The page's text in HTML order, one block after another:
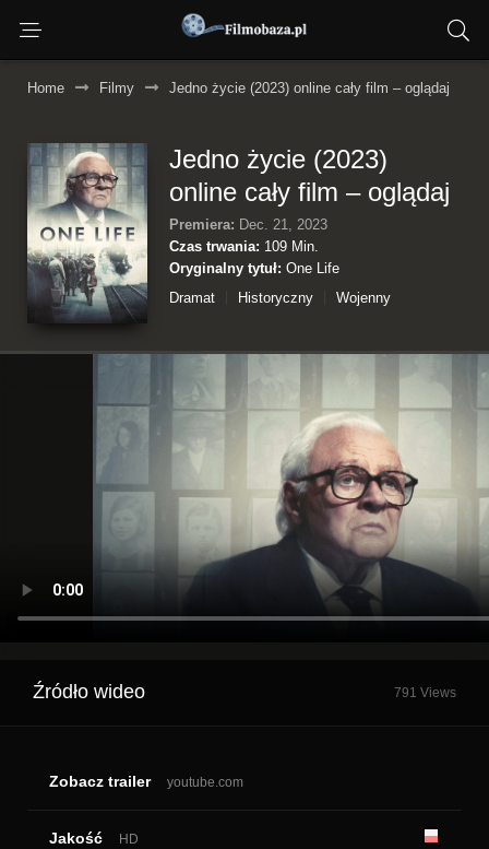
Home Filmy Jedno życie (2023) online cały film – oglądaj
Jedno życie (2023)
online cały film – oglądaj
Premiera: Dec. 21, 2023
Czas trwania: 109 Min.
Oryginalny tytuł: One Life
Dramat
Historyczny Wojenny
Źródło wideo 791 Views
Zobacz trailer youtube.com
Jakość HD